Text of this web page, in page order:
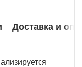
Доставка и